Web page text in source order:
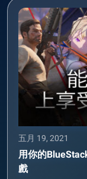
五月 19, 2021
用你的
戲